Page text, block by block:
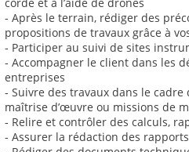
- Après le terrain, rédiger des
propositions de travaux grâce à
- Participer au suivi de sites
- Accompagner le client dans les
entreprises
- Suivre des travaux dans le cadre
maîtrise d’œuvre ou missions de
- Relire et contrôler des calculs,
- Assurer la rédaction des rapports